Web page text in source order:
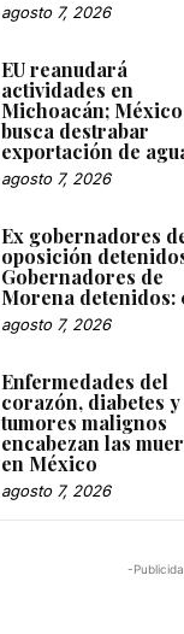
agosto 7, 2026
EU reanudará
actividades en
Michoacán; México
busca destrabar
exportación de
agosto 7, 2026
Ex gobernadores
oposición
Gobernadores de
Morena detenidos:
agosto 7, 2026
Enfermedades del
corazón, diabetes y
tumores malignos
encabezan las
en México
agosto 7, 2026
-